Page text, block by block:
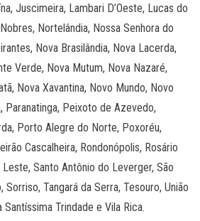
Juscimeira, Lambari D’Oeste, Lucas do
Nortelândia, Nossa Senhora do
Nova Brasilândia, Nova Lacerda,
Verde, Nova Mutum, Nova Nazaré,
Nova Xavantina, Novo Mundo, Novo
Paranatinga, Peixoto de Azevedo,
Porto Alegre do Norte, Poxoréu,
Cascalheira, Rondonópolis, Rosário
Santo Antônio do Leverger, São
Sorriso, Tangará da Serra, Tesouro, União
Santíssima Trindade e Vila Rica.